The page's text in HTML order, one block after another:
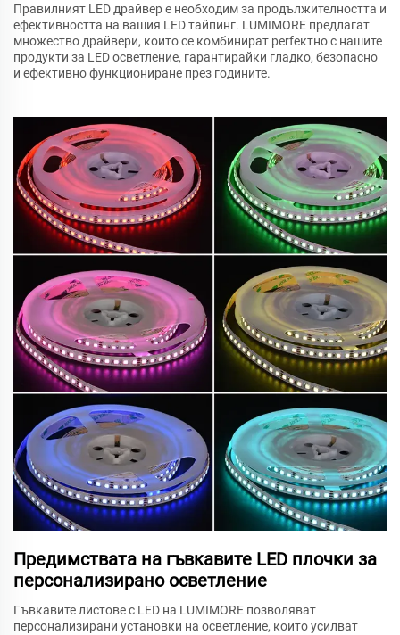
Правилният LED драйвер е необходим за продължителността и
ефективността на вашия LED тайпинг. LUMIMORE предлагат
множество драйвери, които се комбинират perfектно с нашите
продукти за LED осветление, гарантирайки гладко, безопасно
и ефективно функциониране през годините.
Предимствата на гъвкавите LED плочки за
персонализирано осветление
Гъвкавите листове с LED на LUMIMORE позволяват
персонализирани установки на осветление, които усилват